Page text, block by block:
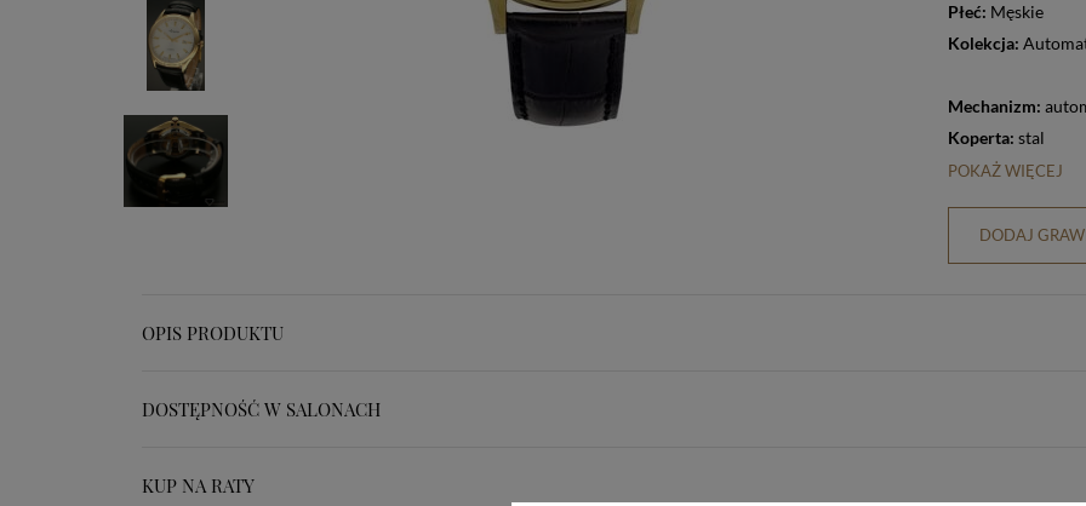
Płeć: Męskie
Kolekcja:
Mechanizm:
Koperta: stal
POKAŻ WIĘCEJ
DODAJ
OPIS PRODUKTU
DOSTĘPNOŚĆ W SALONACH
KUP NA RATY